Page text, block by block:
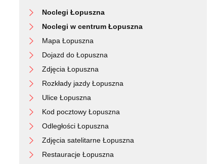
Noclegi Łopuszna
Noclegi w centrum Łopuszna
Mapa Łopuszna
Dojazd do Łopuszna
Zdjęcia Łopuszna
Rozkłady jazdy Łopuszna
Ulice Łopuszna
Kod pocztowy Łopuszna
Odległości Łopuszna
Zdjęcia satelitarne Łopuszna
Restauracje Łopuszna